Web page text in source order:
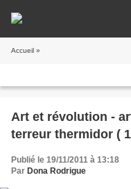
Accueil »
Art et révolution -
terreur thermidor (
Publié le 19/11/2011 à 13:18
Par Dona Rodrigue